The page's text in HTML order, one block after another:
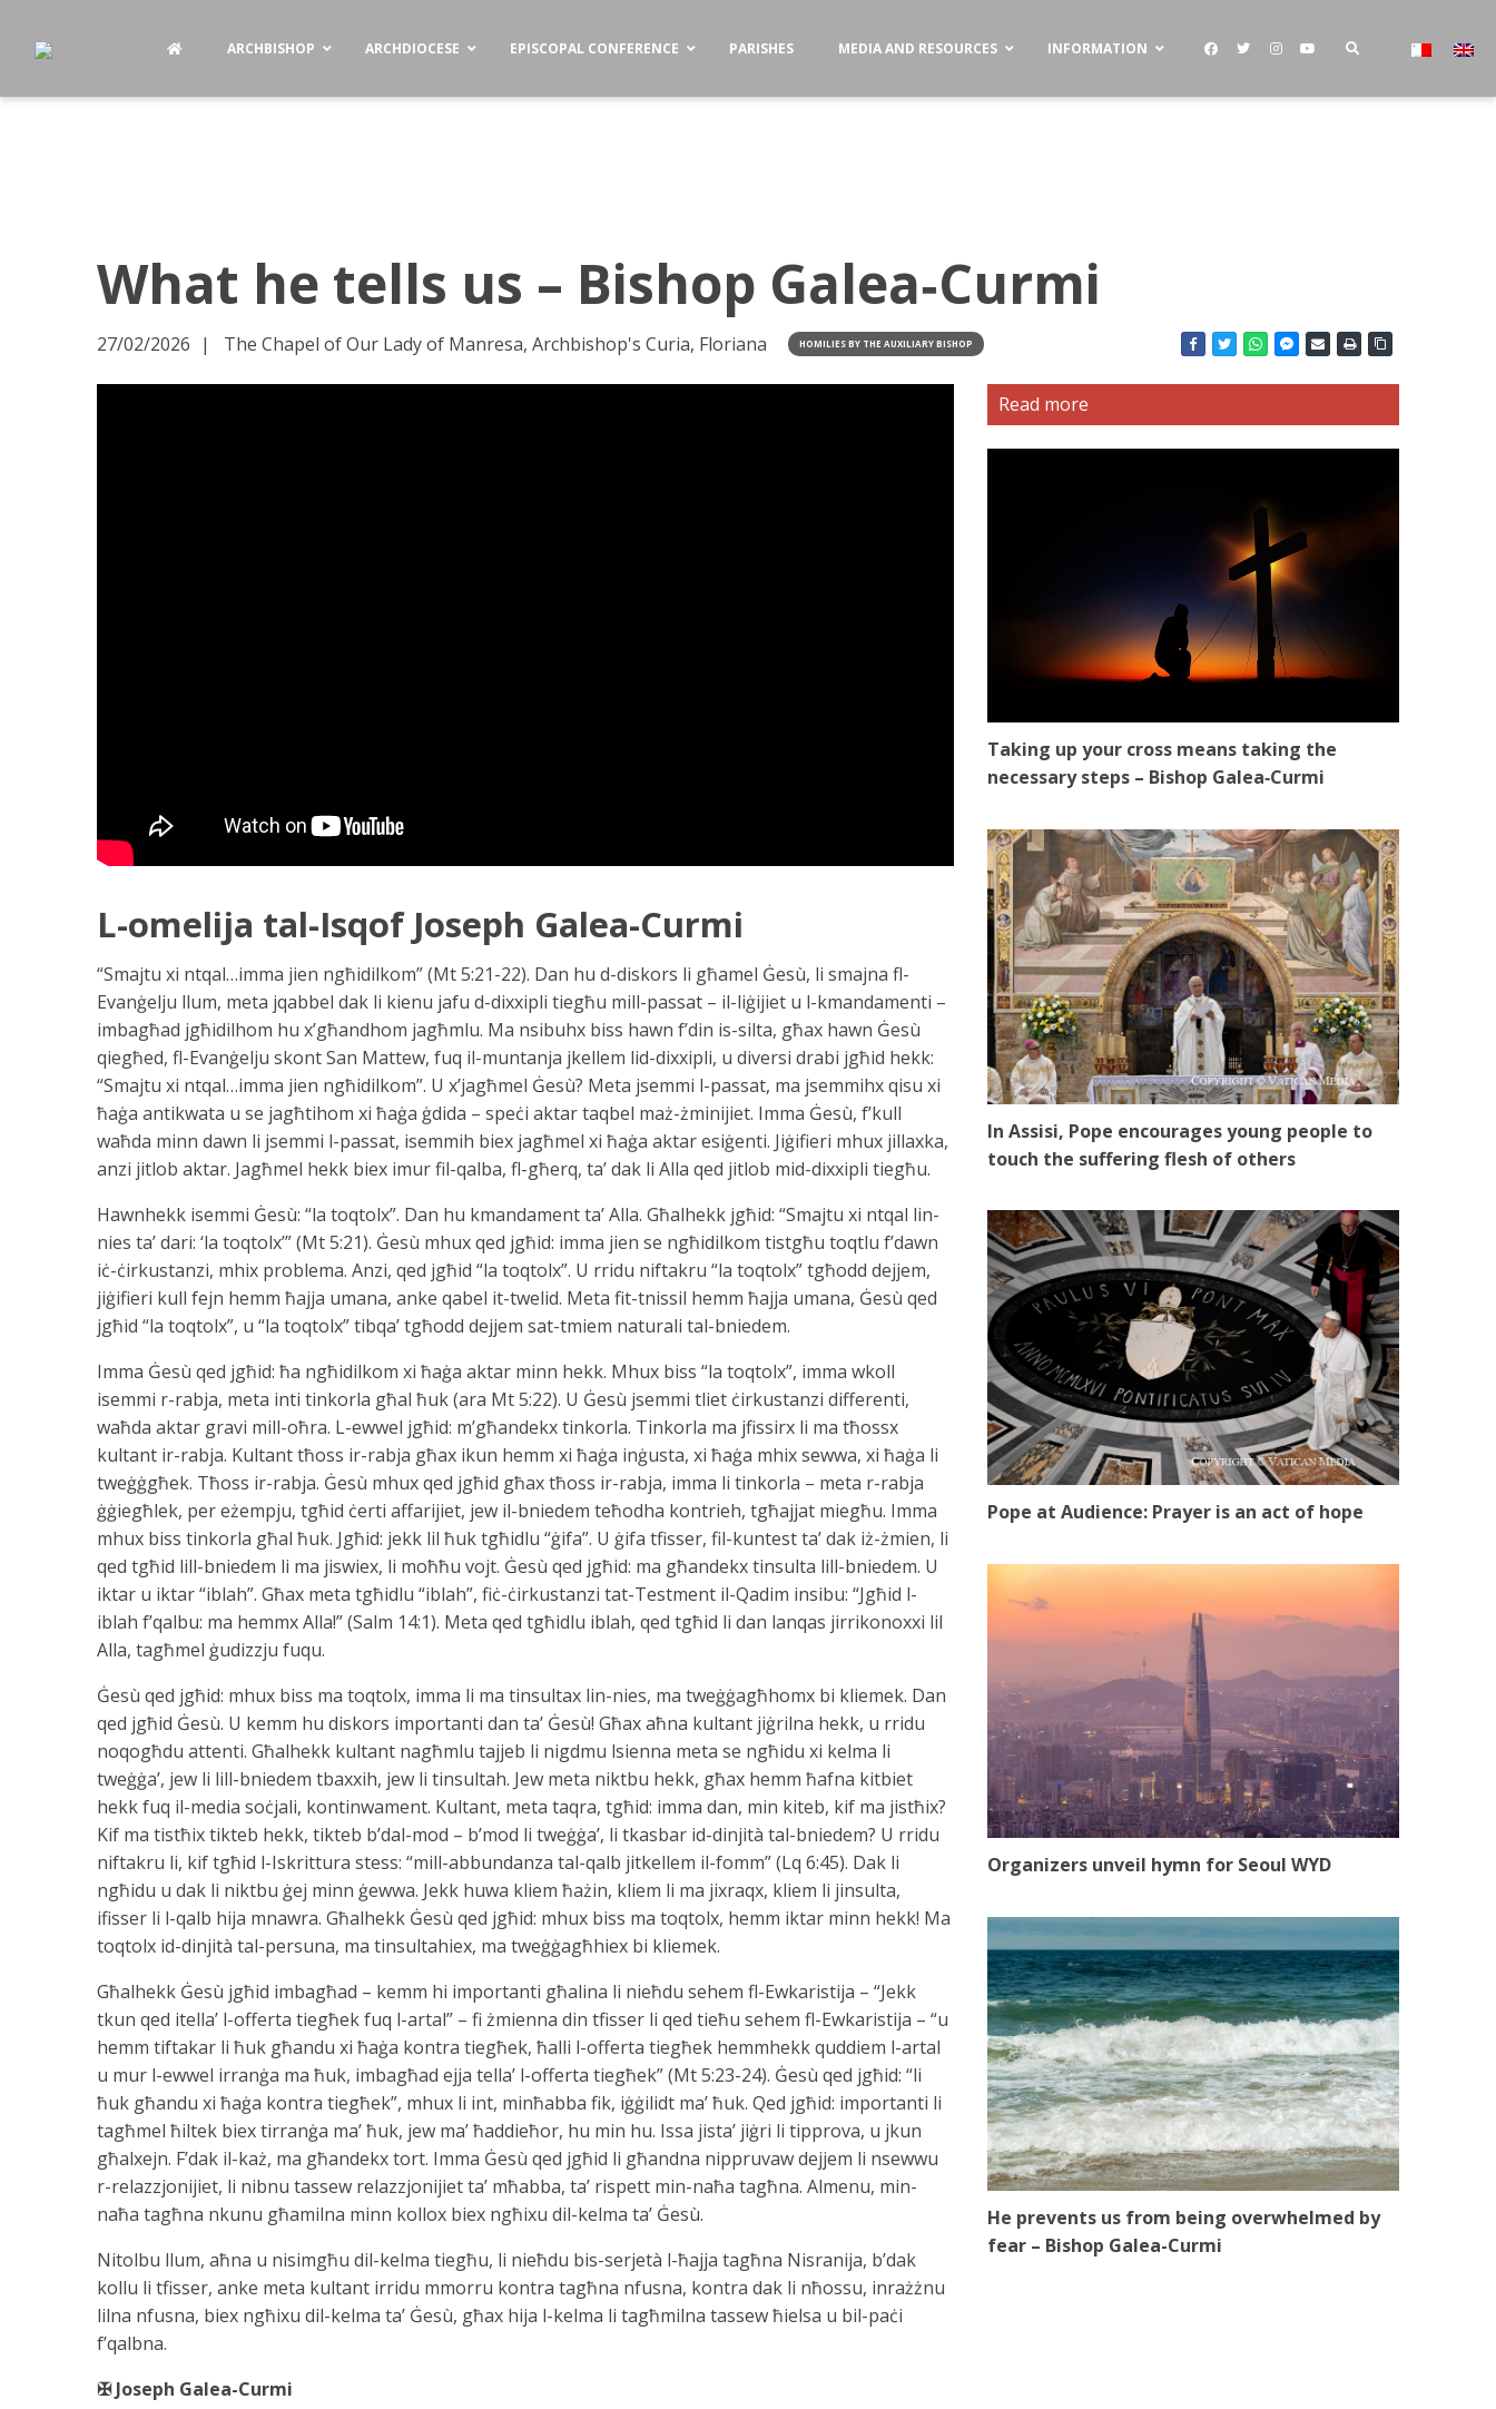
ARCHBISHOP ARCHDIOCESE EPISCOPAL CONFERENCE PARISHES MEDIA AND RESOURCES INFORMATION
What he tells us – Bishop Galea‑Curmi
27/02/2026 The Chapel of Our Lady of Manresa, Archbishop's Curia, Floriana HOMILIES BY THE AUXILIARY BISHOP
L-omelija tal-Isqof Joseph Galea-Curmi
“Smajtu xi ntqal…imma jien ngħidilkom” (Mt 5:21-22). Dan hu d-diskors li għamel Ġesù, li smajna fl-
Evanġelju llum, meta jqabbel dak li kienu jafu d-dixxipli tiegħu mill-passat – il-liġijiet u l-kmandamenti –
imbagħad jgħidilhom hu x’għandhom jagħmlu. Ma nsibuhx biss hawn f’din is-silta, għax hawn Ġesù
qiegħed, fl-Evanġelju skont San Mattew, fuq il-muntanja jkellem lid-dixxipli, u diversi drabi jgħid hekk:
“Smajtu xi ntqal…imma jien ngħidilkom”. U x’jagħmel Ġesù? Meta jsemmi l-passat, ma jsemmihx qisu xi
ħaġa antikwata u se jagħtihom xi ħaġa ġdida – speċi aktar taqbel maż-żminijiet. Imma Ġesù, f’kull
waħda minn dawn li jsemmi l-passat, isemmih biex jagħmel xi ħaġa aktar esiġenti. Jiġifieri mhux jillaxka,
anzi jitlob aktar. Jagħmel hekk biex imur fil-qalba, fl-għerq, ta’ dak li Alla qed jitlob mid-dixxipli tiegħu.
Hawnhekk isemmi Ġesù: “la toqtolx”. Dan hu kmandament ta’ Alla. Għalhekk jgħid: “Smajtu xi ntqal lin-
nies ta’ dari: ‘la toqtolx’” (Mt 5:21). Ġesù mhux qed jgħid: imma jien se ngħidilkom tistgħu toqtlu f’dawn
iċ-ċirkustanzi, mhix problema. Anzi, qed jgħid “la toqtolx”. U rridu niftakru “la toqtolx” tgħodd dejjem,
jiġifieri kull fejn hemm ħajja umana, anke qabel it-twelid. Meta fit-tnissil hemm ħajja umana, Ġesù qed
jgħid “la toqtolx”, u “la toqtolx” tibqa’ tgħodd dejjem sat-tmiem naturali tal-bniedem.
Imma Ġesù qed jgħid: ħa ngħidilkom xi ħaġa aktar minn hekk. Mhux biss “la toqtolx”, imma wkoll
isemmi r-rabja, meta inti tinkorla għal ħuk (ara Mt 5:22). U Ġesù jsemmi tliet ċirkustanzi differenti,
waħda aktar gravi mill-oħra. L-ewwel jgħid: m’għandekx tinkorla. Tinkorla ma jfissirx li ma tħossx
kultant ir-rabja. Kultant tħoss ir-rabja għax ikun hemm xi ħaġa inġusta, xi ħaġa mhix sewwa, xi ħaġa li
tweġġgħek. Tħoss ir-rabja. Ġesù mhux qed jgħid għax tħoss ir-rabja, imma li tinkorla – meta r-rabja
ġġiegħlek, per eżempju, tgħid ċerti affarijiet, jew il-bniedem teħodha kontrieh, tgħajjat miegħu. Imma
mhux biss tinkorla għal ħuk. Jgħid: jekk lil ħuk tgħidlu “ġifa”. U ġifa tfisser, fil-kuntest ta’ dak iż-żmien, li
qed tgħid lill-bniedem li ma jiswiex, li moħħu vojt. Ġesù qed jgħid: ma għandekx tinsulta lill-bniedem. U
iktar u iktar “iblah”. Għax meta tgħidlu “iblah”, fiċ-ċirkustanzi tat-Testment il-Qadim insibu: “Jgħid l-
iblah f’qalbu: ma hemmx Alla!” (Salm 14:1). Meta qed tgħidlu iblah, qed tgħid li dan lanqas jirrikonoxxi lil
Alla, tagħmel ġudizzju fuqu.
Ġesù qed jgħid: mhux biss ma toqtolx, imma li ma tinsultax lin-nies, ma tweġġagħhomx bi kliemek. Dan
qed jgħid Ġesù. U kemm hu diskors importanti dan ta’ Ġesù! Għax aħna kultant jiġrilna hekk, u rridu
noqogħdu attenti. Għalhekk kultant nagħmlu tajjeb li nigdmu lsienna meta se ngħidu xi kelma li
tweġġa’, jew li lill-bniedem tbaxxih, jew li tinsultah. Jew meta niktbu hekk, għax hemm ħafna kitbiet
hekk fuq il-media soċjali, kontinwament. Kultant, meta taqra, tgħid: imma dan, min kiteb, kif ma jistħix?
Kif ma tistħix tikteb hekk, tikteb b’dal-mod – b’mod li tweġġa’, li tkasbar id-dinjità tal-bniedem? U rridu
niftakru li, kif tgħid l-Iskrittura stess: “mill-abbundanza tal-qalb jitkellem il-fomm” (Lq 6:45). Dak li
ngħidu u dak li niktbu ġej minn ġewwa. Jekk huwa kliem ħażin, kliem li ma jixraqx, kliem li jinsulta,
ifisser li l-qalb hija mnawra. Għalhekk Ġesù qed jgħid: mhux biss ma toqtolx, hemm iktar minn hekk! Ma
toqtolx id-dinjità tal-persuna, ma tinsultahiex, ma tweġġagħhiex bi kliemek.
Għalhekk Ġesù jgħid imbagħad – kemm hi importanti għalina li nieħdu sehem fl-Ewkaristija – “Jekk
tkun qed itella’ l-offerta tiegħek fuq l-artal” – fi żmienna din tfisser li qed tieħu sehem fl-Ewkaristija – “u
hemm tiftakar li ħuk għandu xi ħaġa kontra tiegħek, ħalli l-offerta tiegħek hemmhekk quddiem l-artal
u mur l-ewwel irranġa ma ħuk, imbagħad ejja tella’ l-offerta tiegħek” (Mt 5:23-24). Ġesù qed jgħid: “li
ħuk għandu xi ħaġa kontra tiegħek”, mhux li int, minħabba fik, iġġilidt ma’ ħuk. Qed jgħid: importanti li
tagħmel ħiltek biex tirranġa ma’ ħuk, jew ma’ ħaddieħor, hu min hu. Issa jista’ jiġri li tipprova, u jkun
għalxejn. F’dak il-każ, ma għandekx tort. Imma Ġesù qed jgħid li għandna nippruvaw dejjem li nsewwu
r-relazzjonijiet, li nibnu tassew relazzjonijiet ta’ mħabba, ta’ rispett min-naħa tagħna. Almenu, min-
naħa tagħna nkunu għamilna minn kollox biex ngħixu dil-kelma ta’ Ġesù.
Nitolbu llum, aħna u nisimgħu dil-kelma tiegħu, li nieħdu bis-serjetà l-ħajja tagħna Nisranija, b’dak
kollu li tfisser, anke meta kultant irridu mmorru kontra tagħna nfusna, kontra dak li nħossu, inrażżnu
lilna nfusna, biex ngħixu dil-kelma ta’ Ġesù, għax hija l-kelma li tagħmilna tassew ħielsa u bil-paċi
f’qalbna.
✠ Joseph Galea-Curmi
Read more
Taking up your cross means taking the
necessary steps – Bishop Galea‑Curmi
In Assisi, Pope encourages young people to
touch the suffering flesh of others
Pope at Audience: Prayer is an act of hope
Organizers unveil hymn for Seoul WYD
He prevents us from being overwhelmed by
fear – Bishop Galea-Curmi